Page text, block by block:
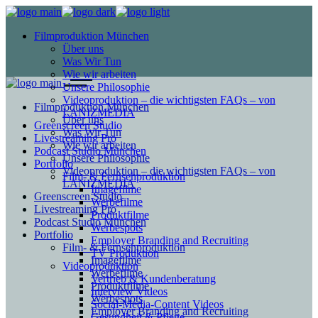
Filmproduktion München
Über uns
Was Wir Tun
Wie wir arbeiten
Unsere Philosophie
Videoproduktion – die wichtigsten FAQs – von
LANIZMEDIA
Greenscreen Studio
Livestreaming Pro
Podcast Studio München
Portfolio
Film- & Fernsehproduktion
Imagefilme
Werbefilme
Produktfilme
Werbespots
Employer Branding and Recruiting
TV Produktion
Videoproduktion
Vertrieb & Kundenberatung
Interview Videos
Social-Media-Content Videos
Filmproduktion München
Über uns
Was Wir Tun
Wie wir arbeiten
Unsere Philosophie
Videoproduktion – die wichtigsten FAQs – von
LANIZMEDIA
Greenscreen Studio
Livestreaming Pro
Podcast Studio München
Portfolio
Film- & Fernsehproduktion
Imagefilme
Werbefilme
Produktfilme
Werbespots
Employer Branding and Recruiting